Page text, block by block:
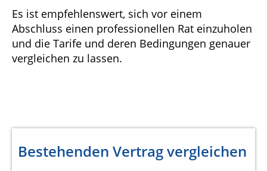
Es ist empfehlenswert, sich vor einem
Abschluss einen professionellen Rat einzuholen
und die Tarife und deren Bedingungen genauer
vergleichen zu lassen.
Bestehenden Vertrag vergleichen